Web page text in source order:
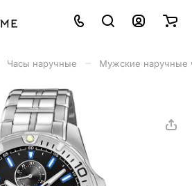
Часы наручные Мужские наручные